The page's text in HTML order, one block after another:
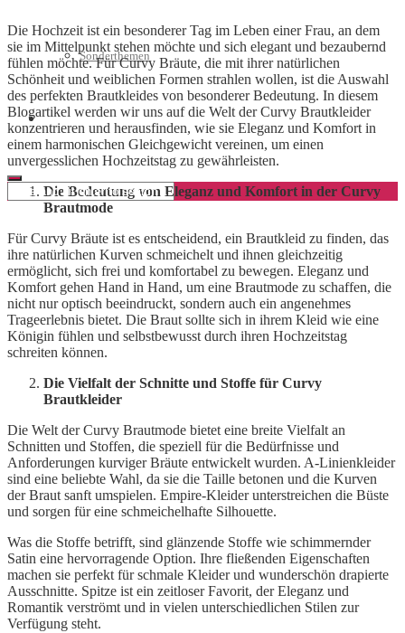
Sonderthemen
Geschäftskonto eröffnen
Die Hochzeit ist ein besonderer Tag im Leben einer Frau, an dem
sie im Mittelpunkt stehen möchte und sich elegant und bezaubernd
fühlen möchte. Für Curvy Bräute, die mit ihrer natürlichen
Schönheit und weiblichen Formen strahlen wollen, ist die Auswahl
des perfekten Brautkleides von besonderer Bedeutung. In diesem
Blogartikel werden wir uns auf die Welt der Curvy Brautkleider
konzentrieren und herausfinden, wie sie Eleganz und Komfort in
einem harmonischen Gleichgewicht vereinen, um einen
unvergesslichen Hochzeitstag zu gewährleisten.
Die Bedeutung von Eleganz und Komfort in der Curvy
Brautmode
Für Curvy Bräute ist es entscheidend, ein Brautkleid zu finden, das
ihre natürlichen Kurven schmeichelt und ihnen gleichzeitig
ermöglicht, sich frei und komfortabel zu bewegen. Eleganz und
Komfort gehen Hand in Hand, um eine Brautmode zu schaffen, die
nicht nur optisch beeindruckt, sondern auch ein angenehmes
Trageerlebnis bietet. Die Braut sollte sich in ihrem Kleid wie eine
Königin fühlen und selbstbewusst durch ihren Hochzeitstag
schreiten können.
Die Vielfalt der Schnitte und Stoffe für Curvy
Brautkleider
Die Welt der Curvy Brautmode bietet eine breite Vielfalt an
Schnitten und Stoffen, die speziell für die Bedürfnisse und
Anforderungen kurviger Bräute entwickelt wurden. A-Linienkleider
sind eine beliebte Wahl, da sie die Taille betonen und die Kurven
der Braut sanft umspielen. Empire-Kleider unterstreichen die Büste
und sorgen für eine schmeichelhafte Silhouette.
Was die Stoffe betrifft, sind glänzende Stoffe wie schimmernder
Satin eine hervorragende Option. Ihre fließenden Eigenschaften
machen sie perfekt für schmale Kleider und wunderschön drapierte
Ausschnitte. Spitze ist ein zeitloser Favorit, der Eleganz und
Romantik verströmt und in vielen unterschiedlichen Stilen zur
Verfügung steht.